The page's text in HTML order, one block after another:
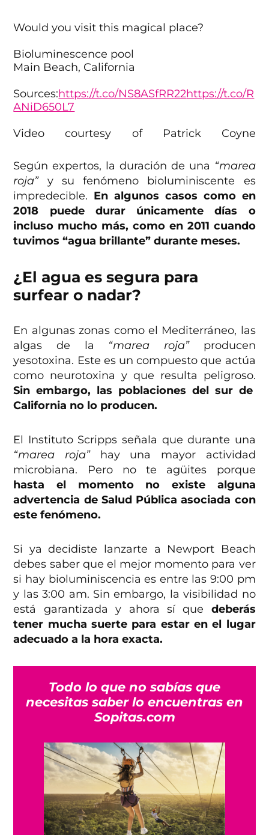
Would you visit this magical place?
Bioluminescence pool
Main Beach, California
Sources:https://t.co/NS8ASfRR22https://t.co/R
ANiD650L7
Video courtesy of Patrick Coyne
— David Ullrich (@DavidUllrich202)
September 6, 2023
Según expertos, la duración de una “marea
roja”y su fenómeno bioluminiscente es
impredecible. En algunos casos como en
2018 puede durar únicamente días o
incluso mucho más, como en 2011 cuando
tuvimos “agua brillante” durante meses.
¿El agua es segura para
surfear o nadar?
En algunas zonas como el Mediterráneo, las
algas de la “marea roja” producen
yesotoxina. Este es un compuesto que actúa
como neurotoxina y que resulta peligroso.
Sin embargo, las poblaciones del sur de
California no lo producen.
El Instituto Scripps señala que durante una
“marea roja”hay una mayor actividad
microbiana. Pero no te agüites porque
hasta el momento no existe alguna
advertencia de Salud Pública asociada con
este fenómeno.
Si ya decidiste lanzarte a Newport Beach
debes saber que el mejor momento para ver
si hay bioluminiscencia es entre las 9:00 pm
y las 3:00 am. Sin embargo, la visibilidad no
está garantizada y ahora sí que deberás
tener mucha suerte para estar en el lugar
adecuado a la hora exacta.
Todo lo que no sabías que
necesitas saber lo encuentras en
Sopitas.com